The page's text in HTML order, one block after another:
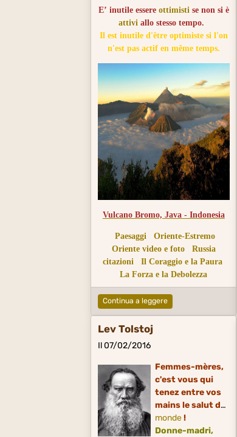
E’ inutile essere ottimisti se non si è
attivi allo stesso tempo.
Il est inutile d'être optimiste si l'on
n'est pas actif en même temps.
Vulcano Bromo, Java - Indonesia
Paesaggi
Oriente-Estremo
Oriente video e foto
Russia
citazioni
Il Coraggio e la Paura
La Forza e la Debolezza
Continua a leggere
Lev Tolstoj
Il 07/02/2016
Femmes-mères,
c'est vous qui
tenez entre vos
mains le salut du
monde!
Donne-madri,